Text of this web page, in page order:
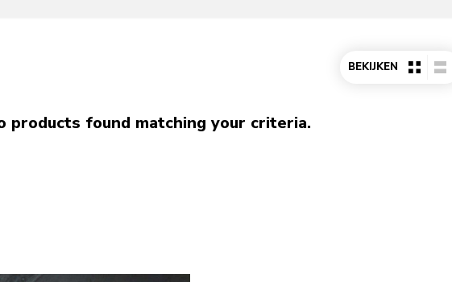
BEKIJKEN
products found matching your criteria.